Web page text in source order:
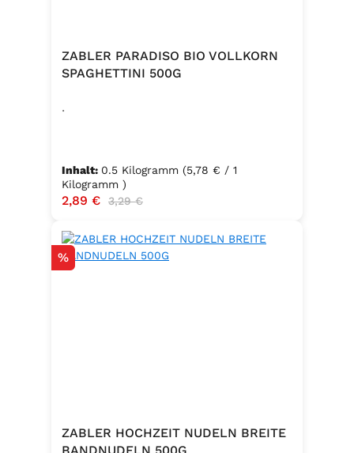
Lorbeer, Rosmarin, Oregano,
Thymian), Trennmittel Calciumsalze
Kaliumjodat.
ZABLER PARADISO BIO VOLLKORN
SPAGHETTINI 500G
.
Inhalt: 0.5 Kilogramm (5,78 € / 1
Kilogramm )
Verkaufspreis:
2,89 € Regulärer Preis:
3,29 €
Rabatt
%
ZABLER HOCHZEIT NUDELN BREITE
BANDNUDELN 500G